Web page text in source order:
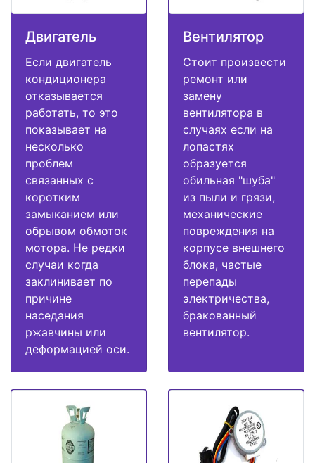
Двигатель
Если двигатель
кондиционера
отказывается
работать, то это
показывает на
несколько
проблем
связанных с
коротким
замыканием или
обрывом обмоток
мотора. Не редки
случаи когда
заклинивает по
причине
наседания
ржавчины или
деформацией оси.
Вентилятор
Стоит произвести
ремонт или
замену
вентилятора в
случаях если на
лопастях
образуется
обильная "шуба"
из пыли и грязи,
механические
повреждения на
корпусе внешнего
блока, частые
перепады
электричества,
бракованный
вентилятор.